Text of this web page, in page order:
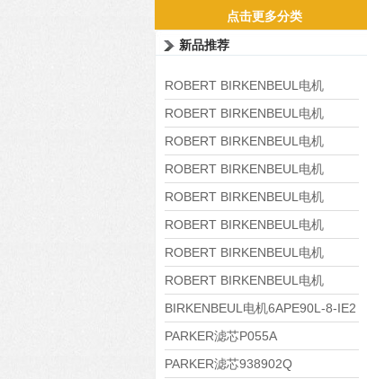
点击更多分类
新品推荐
ROBERT BIRKENBEUL电机
8APE225M-4-IE3
ROBERT BIRKENBEUL电机
8APE180L-4 IE3
ROBERT BIRKENBEUL电机
8APE160M-6 IE3
ROBERT BIRKENBEUL电机
8APE160L-4-IE3
ROBERT BIRKENBEUL电机
8APE112M-6K-IE3
ROBERT BIRKENBEUL电机
8APE100L-2 IE3
ROBERT BIRKENBEUL电机
8APE90S-4 IE3
ROBERT BIRKENBEUL电机
8APE80M-2K-IE3
BIRKENBEUL电机6APE90L-8-IE2
PARKER滤芯P055A
PARKER滤芯938902Q